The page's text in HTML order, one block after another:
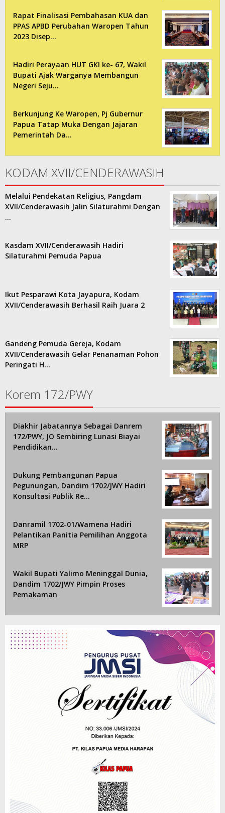
Rapat Finalisasi Pembahasan KUA dan
PPAS APBD Perubahan Waropen Tahun
2023 Disep…
Hadiri Perayaan HUT GKI ke- 67, Wakil
Bupati Ajak Warganya Membangun
Negeri Seju…
Berkunjung Ke Waropen, Pj Gubernur
Papua Tatap Muka Dengan Jajaran
Pemerintah Da…
KODAM XVII/CENDERAWASIH
Melalui Pendekatan Religius, Pangdam
XVII/Cenderawasih Jalin Silaturahmi Dengan
…
Kasdam XVII/Cenderawasih Hadiri
Silaturahmi Pemuda Papua
Ikut Pesparawi Kota Jayapura, Kodam
XVII/Cenderawasih Berhasil Raih Juara 2
Gandeng Pemuda Gereja, Kodam
XVII/Cenderawasih Gelar Penanaman Pohon
Peringati H…
Korem 172/PWY
Diakhir Jabatannya Sebagai Danrem
172/PWY, JO Sembiring Lunasi Biayai
Pendidikan…
Dukung Pembangunan Papua
Pegunungan, Dandim 1702/JWY Hadiri
Konsultasi Publik Re…
Danramil 1702-01/Wamena Hadiri
Pelantikan Panitia Pemilihan Anggota
MRP
Wakil Bupati Yalimo Meninggal Dunia,
Dandim 1702/JWY Pimpin Proses
Pemakaman